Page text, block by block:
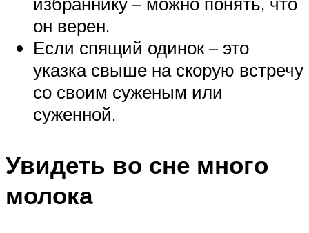
он верен.
Если спящий одинок – это
указка свыше на скорую встречу
со своим суженым или
суженной.
Увидеть во сне много
молока